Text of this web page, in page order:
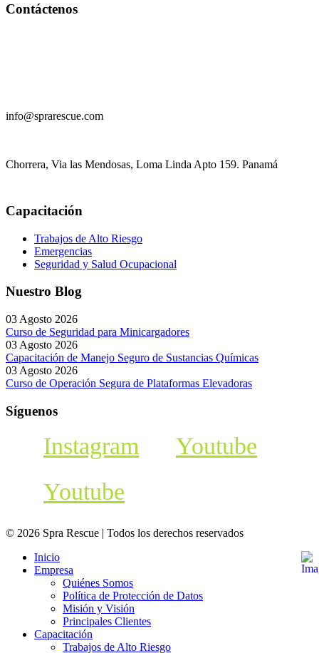
Contáctenos
info@sprarescue.com
Chorrera, Via las Mendosas, Loma Linda Apto 159. Panamá
Capacitación
Trabajos de Alto Riesgo
Emergencias
Seguridad y Salud Ocupacional
Nuestro Blog
03 Agosto 2026
Curso de Seguridad para Minicargadores
03 Agosto 2026
Capacitación de Manejo Seguro de Sustancias Químicas
03 Agosto 2026
Curso de Operación Segura de Plataformas Elevadoras
Síguenos
Instagram
Youtube
Youtube
© 2026 Spra Rescue | Todos los derechos reservados
Inicio
Empresa
Quiénes Somos
Política de Protección de Datos
Misión y Visión
Principales Clientes
Capacitación
Trabajos de Alto Riesgo